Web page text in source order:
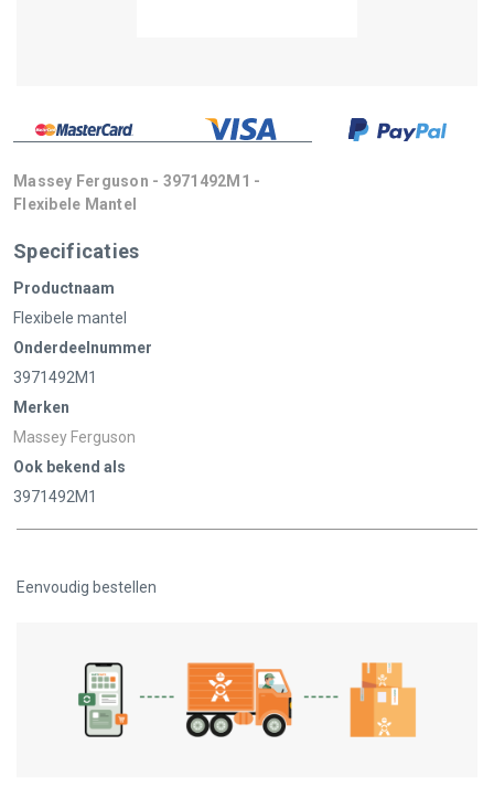
Massey Ferguson - 3971492M1 -
Flexibele Mantel
Specificaties
Productnaam
Flexibele mantel
Onderdeelnummer
3971492M1
Merken
Massey Ferguson
Ook bekend als
3971492M1
Eenvoudig bestellen